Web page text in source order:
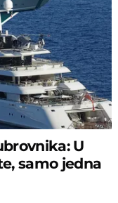
U
samo jedna